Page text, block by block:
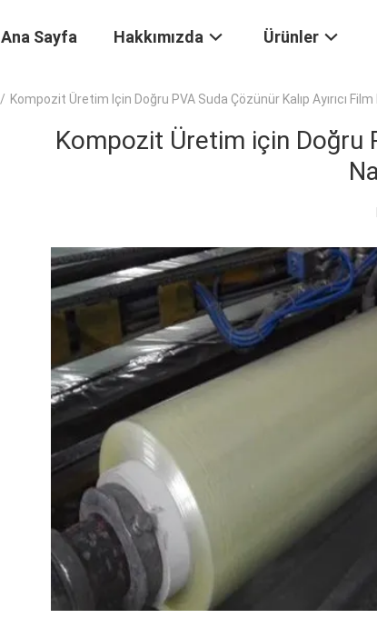
Ana Sayfa Hakkımızda Ürünler
/ Kompozit Üretim Için Doğru PVA Suda Çözünür Kalıp Ayırıcı Film
Kompozit Üretim için Doğru